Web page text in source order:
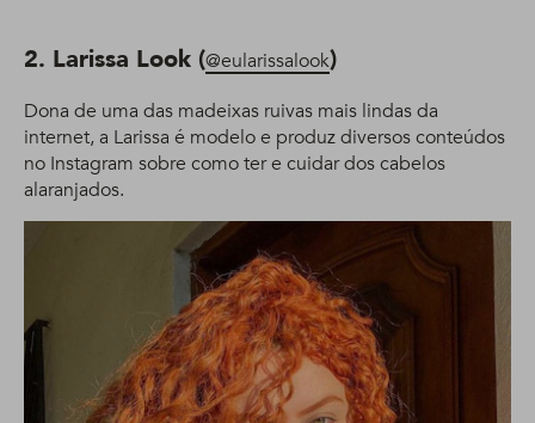
2. Larissa Look (@eularissalook)
Dona de uma das madeixas ruivas mais lindas da
internet, a Larissa é modelo e produz diversos conteúdos
no Instagram sobre como ter e cuidar dos cabelos
alaranjados.